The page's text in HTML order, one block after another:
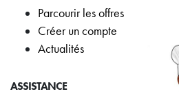
Parcourir les offres
Créer un compte
Actualités
ASSISTANCE